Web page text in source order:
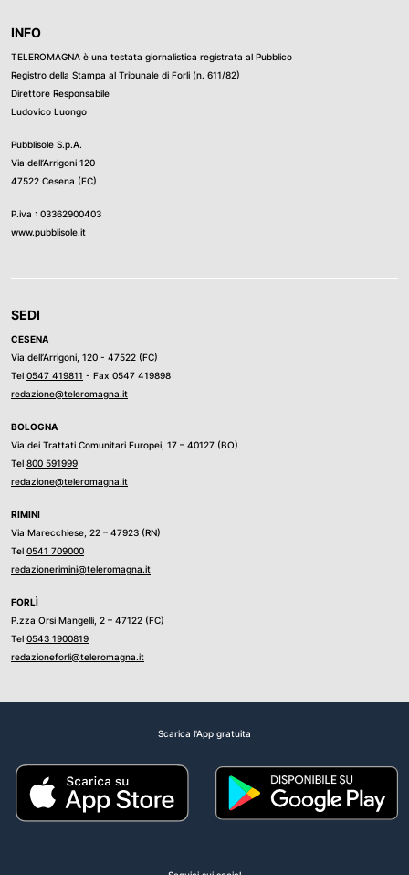
INFO
TELEROMAGNA è una testata giornalistica registrata al Pubblico
Registro della Stampa al Tribunale di Forli (n. 611/82)
Direttore Responsabile
Ludovico Luongo
Pubblisole S.p.A.
Via dell’Arrigoni 120
47522 Cesena (FC)
P.iva : 03362900403
www.pubblisole.it
SEDI
CESENA
Via dell’Arrigoni, 120 - 47522 (FC)
Tel 0547 419811 - Fax 0547 419898
redazione@teleromagna.it
BOLOGNA
Via dei Trattati Comunitari Europei, 17 – 40127 (BO)
Tel 800 591999
redazione@teleromagna.it
RIMINI
Via Marecchiese, 22 – 47923 (RN)
Tel 0541 709000
redazionerimini@teleromagna.it
FORLÌ
P.zza Orsi Mangelli, 2 – 47122 (FC)
Tel 0543 1900819
redazioneforli@teleromagna.it
Scarica l'App gratuita